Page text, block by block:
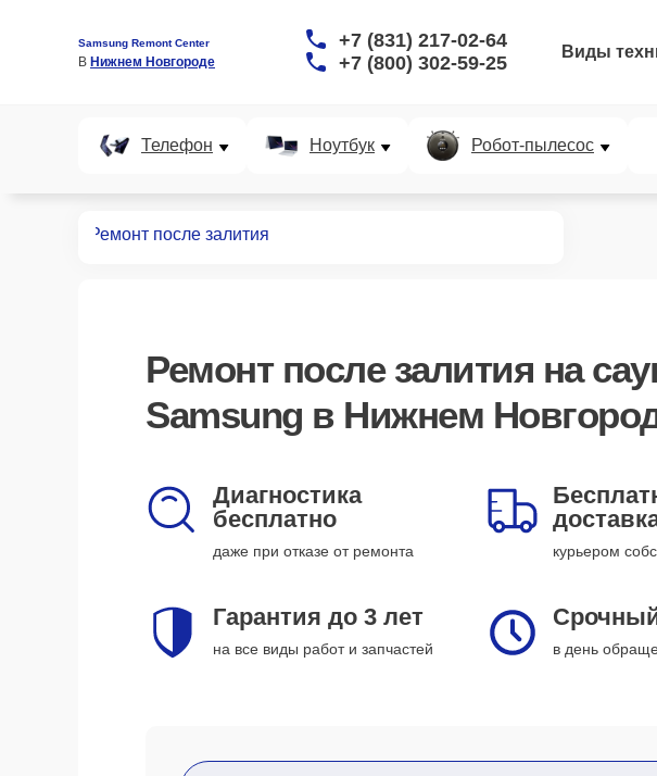
Samsung Remont Center
В Нижнем Новгороде
+7 (831) 217-02-64
+7 (800) 302-59-25
Виды
Телефон Ноутбук Робот-пылесос
Ремонт после залития
Ремонт после залития на
Samsung в Нижнем
Диагностика
бесплатно
даже при отказе от ремонта курьером
Гарантия до 3 лет
на все виды работ и запчастей в день